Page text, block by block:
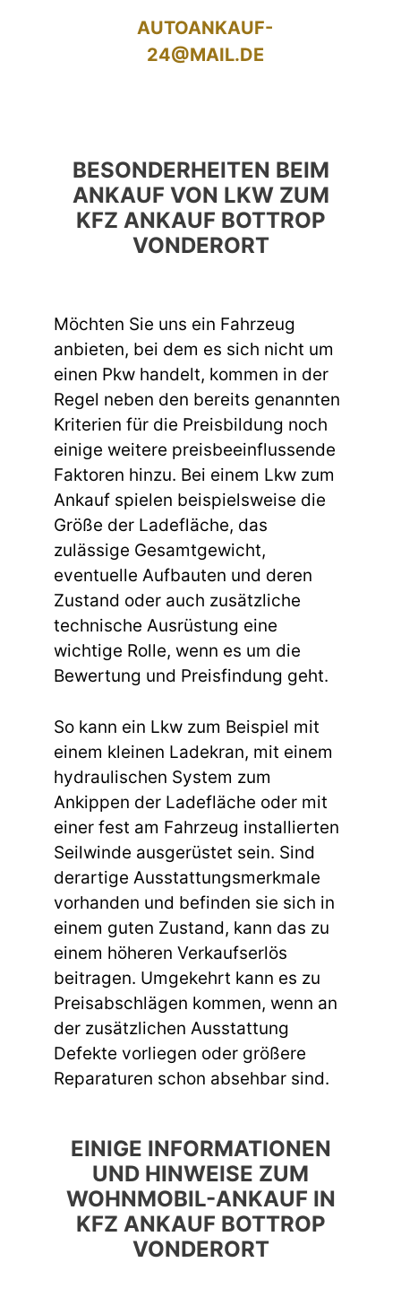
AUTOANKAUF-
24@MAIL.DE
BESONDERHEITEN BEIM
ANKAUF VON LKW ZUM
KFZ ANKAUF BOTTROP
VONDERORT
Möchten Sie uns ein Fahrzeug
anbieten, bei dem es sich nicht um
einen Pkw handelt, kommen in der
Regel neben den bereits genannten
Kriterien für die Preisbildung noch
einige weitere preisbeeinflussende
Faktoren hinzu. Bei einem Lkw zum
Ankauf spielen beispielsweise die
Größe der Ladefläche, das
zulässige Gesamtgewicht,
eventuelle Aufbauten und deren
Zustand oder auch zusätzliche
technische Ausrüstung eine
wichtige Rolle, wenn es um die
Bewertung und Preisfindung geht.
So kann ein Lkw zum Beispiel mit
einem kleinen Ladekran, mit einem
hydraulischen System zum
Ankippen der Ladefläche oder mit
einer fest am Fahrzeug installierten
Seilwinde ausgerüstet sein. Sind
derartige Ausstattungsmerkmale
vorhanden und befinden sie sich in
einem guten Zustand, kann das zu
einem höheren Verkaufserlös
beitragen. Umgekehrt kann es zu
Preisabschlägen kommen, wenn an
der zusätzlichen Ausstattung
Defekte vorliegen oder größere
Reparaturen schon absehbar sind.
EINIGE INFORMATIONEN
UND HINWEISE ZUM
WOHNMOBIL-ANKAUF IN
KFZ ANKAUF BOTTROP
VONDERORT